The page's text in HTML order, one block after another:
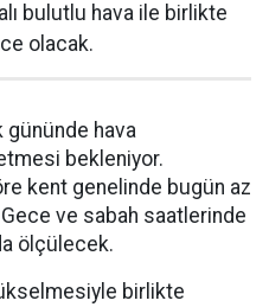
bulutlu hava ile birlikte
olacak.
gününde hava
bekleniyor.
kent genelinde bugün az
ve sabah saatlerinde
ölçülecek.
birlikte